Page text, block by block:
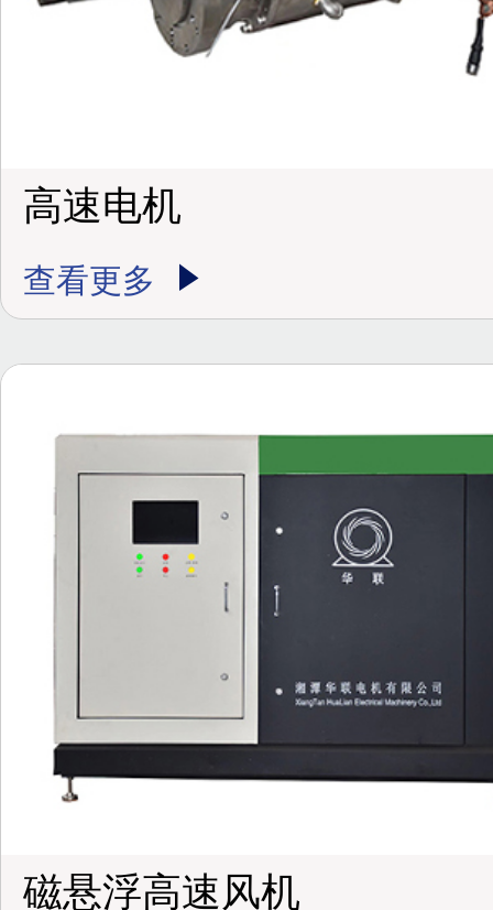
高速电机
查看更多
磁悬浮高速风机